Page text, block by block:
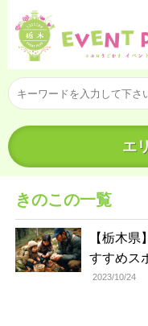
エ
きのこの一覧
【栃木
すすめス
2023/10/24